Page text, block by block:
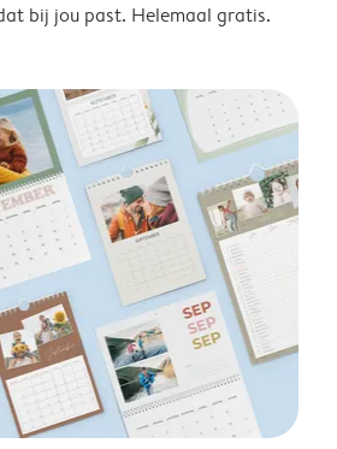
bij jou past. Helemaal gratis.